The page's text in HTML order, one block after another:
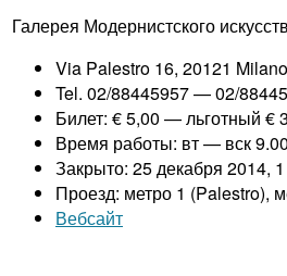
Галерея Модернистского
Via Palestro 16, 20121 Milano
Tel. 02/88445957 — 02/
Билет: € 5,00 — льготный €
Время работы: вт — вск
Закрыто: 25 декабря 2014,
Проезд: метро 1 (Palestro),
Вебсайт